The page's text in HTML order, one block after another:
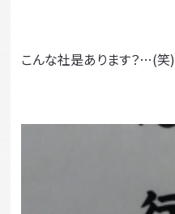
こんな社是あります？…(笑)